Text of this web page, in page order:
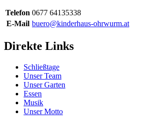
Telefon 0677 64135338
E-Mail buero@kinderhaus-ohrwurm.at
Direkte Links
Schließtage
Unser Team
Unser Garten
Essen
Musik
Unser Motto